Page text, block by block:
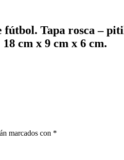
Tapa rosca –
cm x 9 cm x 6 cm.
marcados con *